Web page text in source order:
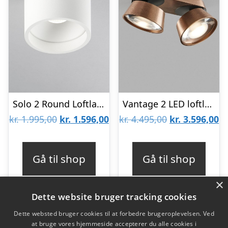
Solo 2 Round Loftlampe Hvid 3000K – LIGHT-POINT
kr.1.995,00 Den
kr. 1.596,00Den
Gå til shop
Vantage 2 LED loftlampe Rose Gold – 2700K – LIGHT-POINT
kr.4.495,00 Den
kr. 4.495,00.
kr. 3.596,00
Gå til shop
×
Dette website bruger tracking cookies
Dette websted bruger cookies til at forbedre brugeroplevelsen. Ved
at bruge vores hjemmeside accepterer du alle cookies i